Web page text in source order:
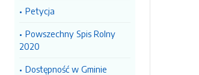
Petycja
Powszechny Spis Rolny
2020
Dostępność w Gminie